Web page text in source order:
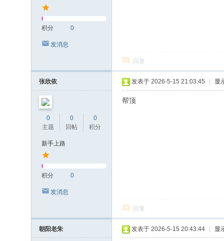
积分 0
发消息
回复
张欣依
0
主题
0
回帖
0
积分
新手上路
积分 0
发消息
发表于 2026-5-15 21:03:45 显
帮顶
回复
朝阳老朱 发表于 2026-5-15 20:43:44 显